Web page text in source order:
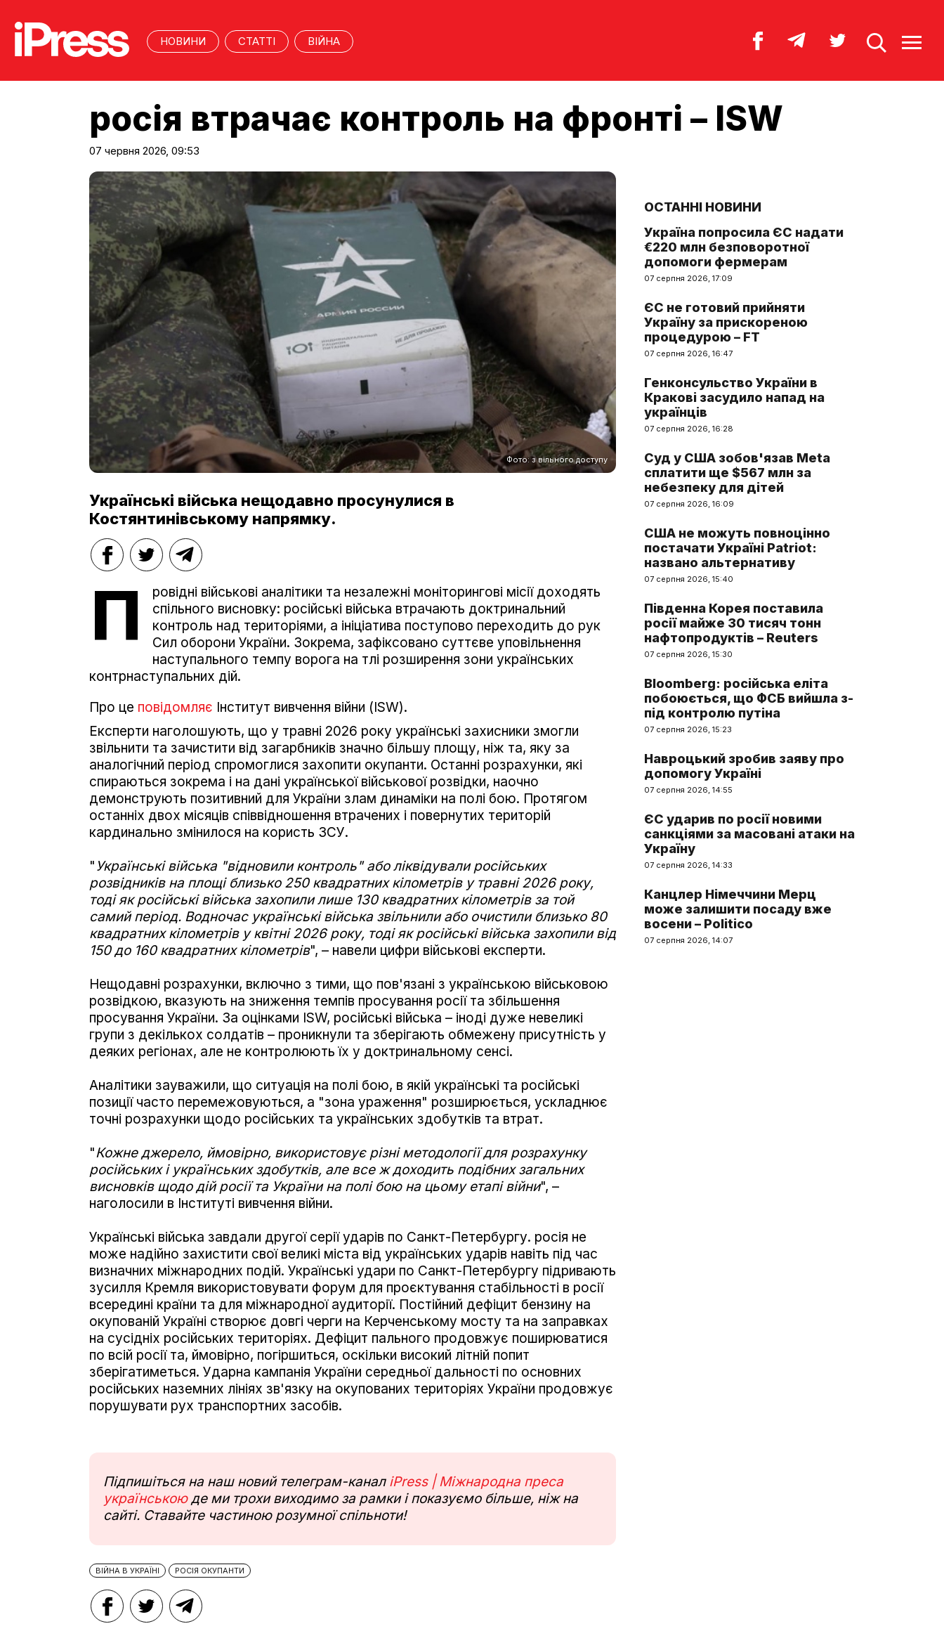
НОВИНИ СТАТТІ ВІЙНА
росія втрачає контроль на фронті – ISW
07 червня 2026, 09:53
Фото: з вільного доступу
Українські війська нещодавно просунулися в
Костянтинівському напрямку.
П
ровідні військові аналітики та незалежні моніторингові місії доходять
спільного висновку: російські війська втрачають доктринальний
контроль над територіями, а ініціатива поступово переходить до рук
Сил оборони України. Зокрема, зафіксовано суттєве уповільнення
наступального темпу ворога на тлі розширення зони українських
контрнаступальних дій.
Про це повідомляє Інститут вивчення війни (ISW).
Експерти наголошують, що у травні 2026 року українські захисники змогли
звільнити та зачистити від загарбників значно більшу площу, ніж та, яку за
аналогічний період спромоглися захопити окупанти. Останні розрахунки, які
спираються зокрема і на дані української військової розвідки, наочно
демонструють позитивний для України злам динаміки на полі бою. Протягом
останніх двох місяців співвідношення втрачених і повернутих територій
кардинально змінилося на користь ЗСУ.
"Українські війська "відновили контроль" або ліквідували російських
розвідників на площі близько 250 квадратних кілометрів у травні 2026 року,
тоді як російські війська захопили лише 130 квадратних кілометрів за той
самий період. Водночас українські війська звільнили або очистили близько 80
квадратних кілометрів у квітні 2026 року, тоді як російські війська захопили від
150 до 160 квадратних кілометрів", – навели цифри військові експерти.
Нещодавні розрахунки, включно з тими, що пов'язані з українською військовою
розвідкою, вказують на зниження темпів просування росії та збільшення
просування України. За оцінками ISW, російські війська – іноді дуже невеликі
групи з декількох солдатів – проникнули та зберігають обмежену присутність у
деяких регіонах, але не контролюють їх у доктринальному сенсі.
Аналітики зауважили, що ситуація на полі бою, в якій українські та російські
позиції часто перемежовуються, а "зона ураження" розширюється, ускладнює
точні розрахунки щодо російських та українських здобутків та втрат.
"Кожне джерело, ймовірно, використовує різні методології для розрахунку
російських і українських здобутків, але все ж доходить подібних загальних
висновків щодо дій росії та України на полі бою на цьому етапі війни", –
наголосили в Інституті вивчення війни.
Українські війська завдали другої серії ударів по Санкт-Петербургу. росія не
може надійно захистити свої великі міста від українських ударів навіть під час
визначних міжнародних подій. Українські удари по Санкт-Петербургу підривають
зусилля Кремля використовувати форум для проєктування стабільності в росії
всередині країни та для міжнародної аудиторії. Постійний дефіцит бензину на
окупованій Україні створює довгі черги на Керченському мосту та на заправках
на сусідніх російських територіях. Дефіцит пального продовжує поширюватися
по всій росії та, ймовірно, погіршиться, оскільки високий літній попит
зберігатиметься. Ударна кампанія України середньої дальності по основних
російських наземних лініях зв'язку на окупованих територіях України продовжує
порушувати рух транспортних засобів.
Підпишіться на наш новий телеграм-канал iPress | Міжнародна преса
українськоюде ми трохи виходимо за рамки і показуємо більше, ніж на
сайті. Ставайте частиною розумної спільноти!
ВІЙНА В УКРАЇНІ РОСІЯ ОКУПАНТИ
ОСТАННІ НОВИНИ
Україна попросила ЄС надати
€220 млн безповоротної
допомоги фермерам
07 серпня 2026, 17:09
ЄС не готовий прийняти
Україну за прискореною
процедурою – FT
07 серпня 2026, 16:47
Генконсульство України в
Кракові засудило напад на
українців
07 серпня 2026, 16:28
Суд у США зобов'язав Meta
сплатити ще $567 млн за
небезпеку для дітей
07 серпня 2026, 16:09
США не можуть повноцінно
постачати Україні Patriot:
названо альтернативу
07 серпня 2026, 15:40
Південна Корея поставила
росії майже 30 тисяч тонн
нафтопродуктів – Reuters
07 серпня 2026, 15:30
Bloomberg: російська еліта
побоюється, що ФСБ вийшла з-
під контролю путіна
07 серпня 2026, 15:23
Навроцький зробив заяву про
допомогу Україні
07 серпня 2026, 14:55
ЄС ударив по росії новими
санкціями за масовані атаки на
Україну
07 серпня 2026, 14:33
Канцлер Німеччини Мерц
може залишити посаду вже
восени – Politico
07 серпня 2026, 14:07